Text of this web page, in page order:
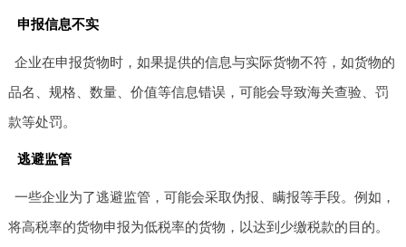
申报信息不实
企业在申报货物时，如果提供的信息与实际货物不符，如货物的
品名、规格、数量、价值等信息错误，可能会导致海关查验、罚
款等处罚。
逃避监管
一些企业为了逃避监管，可能会采取伪报、瞒报等手段。例如，
将高税率的货物申报为低税率的货物，以达到少缴税款的目的。